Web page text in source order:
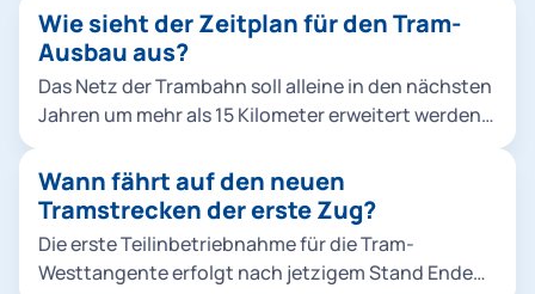
Rahmenbedingungen neu begonnen werden. In
der ersten Planung zwischen 2015 und 2018 haben
durchgeführt. Zur aktuellen dritten Phase haben
wir regelmäßig gegenüber dem zuständigen
gerade im Falle von Umplanungen. Eine detaillierte
Unterrichtung der Anwohnenden sowie der
Öffentlichkeit war aus unserer Sicht erst bei einer
belastbaren Planungsreife sinnvoll, die mittlerweile
Wie sieht der Zeitplan für den Tram-
Ausbau aus?
Das Netz der Trambahn soll alleine in den nächsten
Jahren um mehr als 15 Kilometer erweitert werden.
Stadtteile und die bestehenden ÖPNV-Strecken
noch besser vernetzen und dazu beitragen, dass
die U-Bahn in der Innenstadt entlastet wird: Die
Tram-Westtangente verbindet fünf Stadtteile im
Münchner Westen. Sie vernetzt drei U-Bahnlinien
Wann fährt auf den neuen
Tramstrecken der erste Zug?
Die erste Teilinbetriebnahme für die Tram-
Westtangente erfolgt nach jetzigem Stand Ende